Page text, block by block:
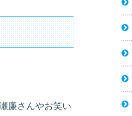
廉さんやお笑い